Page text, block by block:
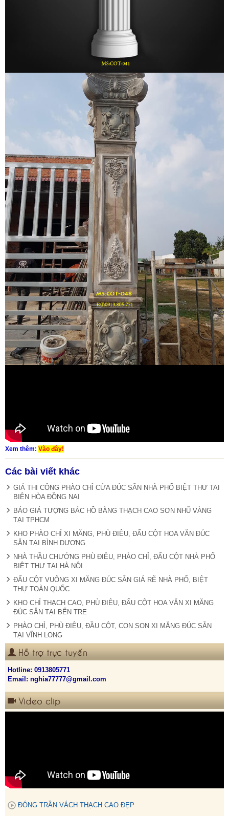
Xem thêm: Vào đây!
Các bài viết khác
GIÁ THI CÔNG PHÀO CHỈ CỬA ĐÚC SẴN NHÀ PHỐ BIỆT THƯ TAI
BIÊN HÒA ĐỒNG NAI
BÁO GIÁ TƯỢNG BÁC HỒ BẰNG THẠCH CAO SƠN NHŨ VÀNG
TẠI TPHCM
KHO PHÀO CHỈ XI MĂNG, PHÙ ĐIÊU, ĐẤU CỘT HOA VĂN ĐÚC
SẴN TẠI BÌNH DƯƠNG
NHÀ THẦU CHƯỚNG PHÙ ĐIÊU, PHÀO CHỈ, ĐẤU CỘT NHÀ PHỐ
BIỆT THỰ TẠI HÀ NỘI
ĐẤU CỘT VUÔNG XI MĂNG ĐÚC SẴN GIÁ RẼ NHÀ PHỐ, BIỆT
THỰ TOÀN QUỐC
KHO CHỈ THẠCH CAO, PHÙ ĐIÊU, ĐẤU CỘT HOA VĂN XI MĂNG
ĐÚC SẴN TẠI BẾN TRE
PHÀO CHỈ, PHÙ ĐIÊU, ĐẦU CỘT, CON SON XI MĂNG ĐÚC SẴN
TẠI VĨNH LONG
Hỗ trợ trực tuyến
Hotline: 0913805771
Email: nghia77777@gmail.com
Video clip
ĐÓNG TRẦN VÁCH THẠCH CAO ĐẸP